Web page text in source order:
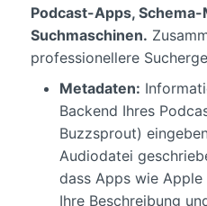
Podcast-Apps,
Suchmaschinen.
professionellere
Metadaten:
Backend Ihres
Buzzsprout)
Audiodatei
dass Apps wie
Ihre Beschreibung